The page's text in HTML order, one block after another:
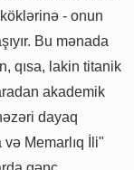
- onun
Bu mənada
qısa, lakin titanik
akademik
dayaq
Memarlıq İli"